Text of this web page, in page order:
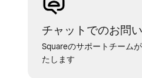
チャットでのお問
Squareのサポートチーム
たします